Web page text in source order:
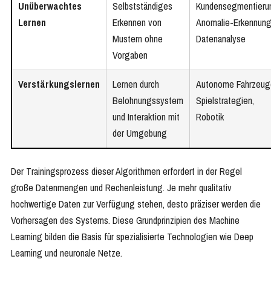
Unüberwachtes
Lernen
Selbstständiges
Erkennen von
Mustern ohne
Vorgaben
Anomalie-
Datenanalyse
Verstärkungslernen
Lernen durch
Belohnungssystem
und Interaktion mit
der Umgebung
Autonome
Spielstrategien,
Robotik
Der Trainingsprozess dieser Algorithmen erfordert in der Regel
große Datenmengen und Rechenleistung. Je mehr qualitativ
hochwertige Daten zur Verfügung stehen, desto präziser werden die
Vorhersagen des Systems. Diese Grundprinzipien des Machine
Learning bilden die Basis für spezialisierte Technologien wie Deep
Learning und neuronale Netze.